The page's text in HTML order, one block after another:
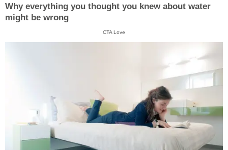
Why everything you thought you knew about water
might be wrong
CTA Love